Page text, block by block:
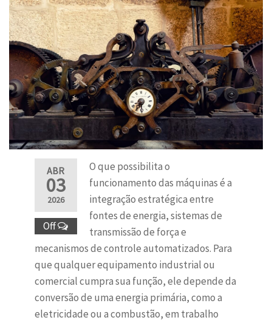
ABR
03
2026
Off
O que possibilita o
funcionamento das máquinas é a
integração estratégica entre
fontes de energia, sistemas de
transmissão de força e
mecanismos de controle automatizados. Para
que qualquer equipamento industrial ou
comercial cumpra sua função, ele depende da
conversão de uma energia primária, como a
eletricidade ou a combustão, em trabalho